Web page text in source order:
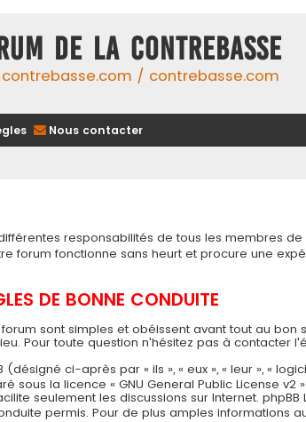
DE LA CONTREBASSE
/ contrebasse.com
Nous contacter
responsabilités de tous les membres de la
forum fonctionne sans heurt et procure une
DE BONNE CONDUITE
sont simples et obéissent avant tout au
Pour toute question n'hésitez pas à contacter
ci-après par « ils », « eux », « leur », «
sous la licence « GNU General Public License
seulement les discussions sur Internet.
permis. Pour de plus amples informations